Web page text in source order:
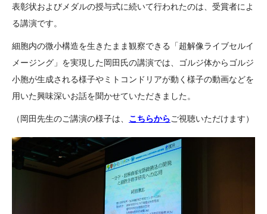
表彰状およびメダルの授与式に続いて行われたのは、受賞者によ
る講演です。
細胞内の微小構造を生きたまま観察できる「超解像ライブセルイ
メージング」を実現した岡田氏の講演では、ゴルジ体からゴルジ
小胞が生成される様子やミトコンドリアが動く様子の動画などを
用いた興味深いお話を聞かせていただきました。
（岡田先生のご講演の様子は、 こちらからご視聴いただけます）